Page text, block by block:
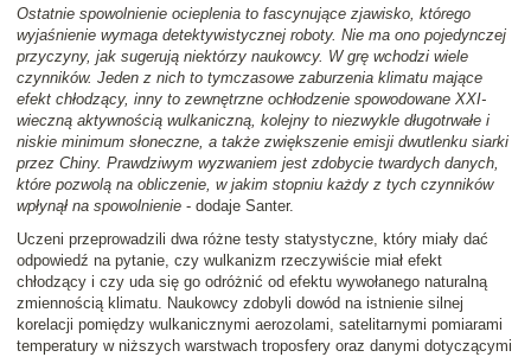
Ostatnie spowolnienie ocieplenia to fascynujące zjawisko, którego
wyjaśnienie wymaga detektywistycznej roboty. Nie ma ono pojedynczej
przyczyny, jak sugerują niektórzy naukowcy. W grę wchodzi wiele
czynników. Jeden z nich to tymczasowe zaburzenia klimatu mające
efekt chłodzący, inny to zewnętrzne ochłodzenie spowodowane XXI-
wieczną aktywnością wulkaniczną, kolejny to niezwykle długotrwałe i
niskie minimum słoneczne, a także zwiększenie emisji dwutlenku siarki
przez Chiny. Prawdziwym wyzwaniem jest zdobycie twardych danych,
które pozwolą na obliczenie, w jakim stopniu każdy z tych czynników
wpłynął na spowolnienie - dodaje Santer.
Uczeni przeprowadzili dwa różne testy statystyczne, który miały dać
odpowiedź na pytanie, czy wulkanizm rzeczywiście miał efekt
chłodzący i czy uda się go odróżnić od efektu wywołanego naturalną
zmiennością klimatu. Naukowcy zdobyli dowód na istnienie silnej
korelacji pomiędzy wulkanicznymi aerozolami, satelitarnymi pomiarami
temperatury w niższych warstwach troposfery oraz danymi dotyczącymi